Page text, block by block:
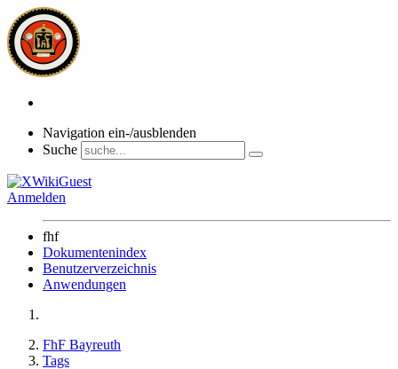
Navigation ein-/ausblenden
Suche
Anmelden
fhf
Dokumentenindex
Benutzerverzeichnis
Anwendungen
FhF Bayreuth
Tags